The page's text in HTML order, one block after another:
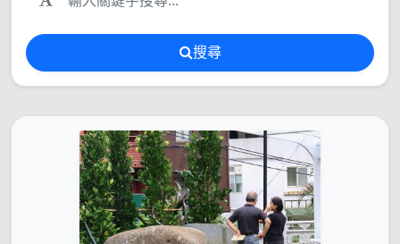
搜尋